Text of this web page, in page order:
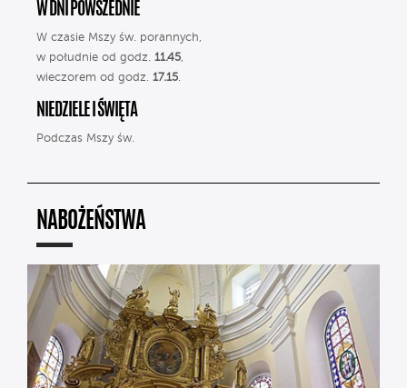
W DNI POWSZEDNIE
W czasie Mszy św. porannych,
w południe od godz. 11.45
wieczorem od godz. 17.15
NIEDZIELE I ŚWIĘTA
Podczas Mszy św.
NABOŻEŃSTWA